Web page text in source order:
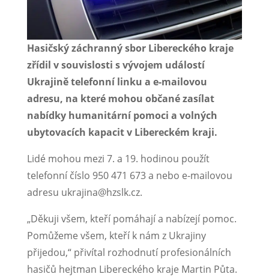
Hasičský záchranný sbor Libereckého kraje
zřídil v souvislosti s vývojem událostí
Ukrajině telefonní linku a e-mailovou
adresu, na které mohou občané zasílat
nabídky humanitární pomoci a volných
ubytovacích kapacit v Libereckém kraji.
Lidé mohou mezi 7. a 19. hodinou použít
telefonní číslo 950 471 673 a nebo e-mailovou
adresu ukrajina@hzslk.cz.
„Děkuji všem, kteří pomáhají a nabízejí pomoc.
Pomůžeme všem, kteří k nám z Ukrajiny
přijedou,“ přivítal rozhodnutí profesionálních
hasičů hejtman Libereckého kraje Martin Půta.